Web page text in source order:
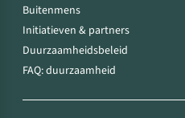
Buitenmens
Initiatieven & partners
Duurzaamheidsbeleid
FAQ: duurzaamheid